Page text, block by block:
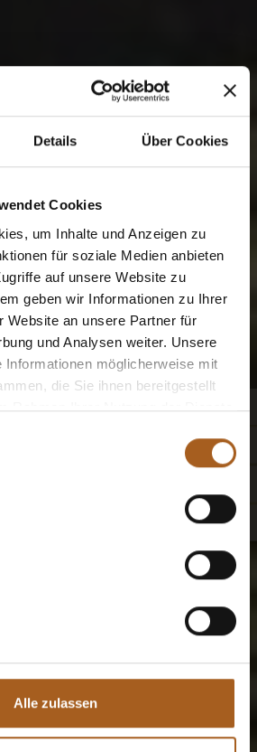
Details Über Cookies
Cookies
um Inhalte und Anzeigen zu
für soziale Medien anbieten
auf unsere Website zu
geben wir Informationen zu Ihrer
Website an unsere Partner für
und Analysen weiter. Unsere
Informationen möglicherweise mit
die Sie ihnen bereitgestellt
Rahmen Ihrer Nutzung der Dienste
Alle zulassen